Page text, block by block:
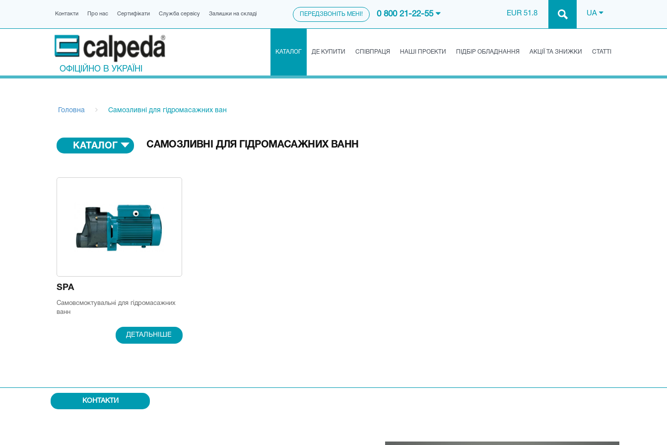
Контакти Про нас Сертифікати Служба сервісу Залишки на складі ПЕРЕДЗВОНІТЬ МЕНІ! 0 800 21-22-55 EUR 51.8 UA
ОФІЦІЙНО В УКРАЇНІ
КАТАЛОГ ДЕ КУПИТИ СПІВПРАЦЯ НАШІ ПРОЕКТИ ПІДБІР ОБЛАДНАННЯ АКЦІЇ ТА ЗНИЖКИ СТАТТІ
Головна Самозливні для гідромасажних ван
КАТАЛОГ САМОЗЛИВНІ ДЛЯ ГІДРОМАСАЖНИХ ВАНН
SPA
Самовсмоктувальні для гідромасажних
ванн
ДЕТАЛЬНІШЕ
КОНТАКТИ